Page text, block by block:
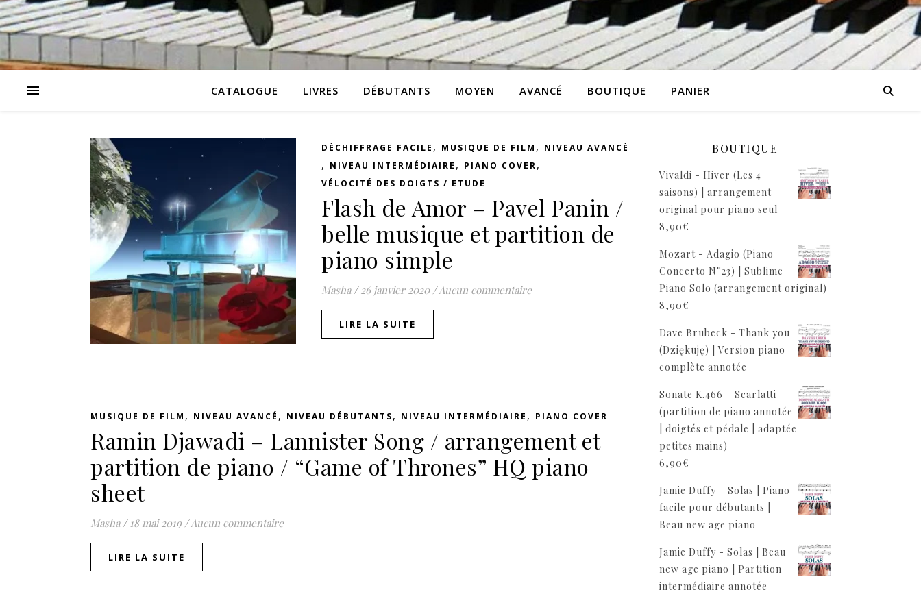
CATALOGUE LIVRES DÉBUTANTS MOYEN AVANCÉ BOUTIQUE PANIER
DÉCHIFFRAGE FACILE , MUSIQUE DE FILM , NIVEAU AVANCÉ
, NIVEAU INTERMÉDIAIRE , PIANO COVER,
VÉLOCITÉ DES DOIGTS / ETUDE
Flash de Amor – Pavel Panin /
belle musique et partition de
piano simple
Masha / 26 janvier 2020 /Aucun commentaire
LIRE LA SUITE
MUSIQUE DE FILM , NIVEAU AVANCÉ , NIVEAU DÉBUTANTS, NIVEAU INTERMÉDIAIRE , PIANO COVER
Ramin Djawadi – Lannister Song / arrangement et
partition de piano / “Game of Thrones” HQ piano
sheet
Masha / 18 mai 2019 /Aucun commentaire
LIRE LA SUITE
BOUTIQUE
Vivaldi - Hiver (Les 4
saisons) | arrangement
original pour piano seul
8,90€
Mozart - Adagio (Piano
Concerto N°23) | Sublime
Piano Solo (arrangement original)
8,90€
Dave Brubeck - Thank you
(Dziękuję) | Version piano
complète annotée
Sonate K.466 – Scarlatti
(partition de piano annotée
| doigtés et pédale | adaptée
petites mains)
6,90€
Jamie Duffy – Solas | Piano
facile pour débutants |
Beau new age piano
Jamie Duffy - Solas | Beau
new age piano | Partition
intermédiaire annotée